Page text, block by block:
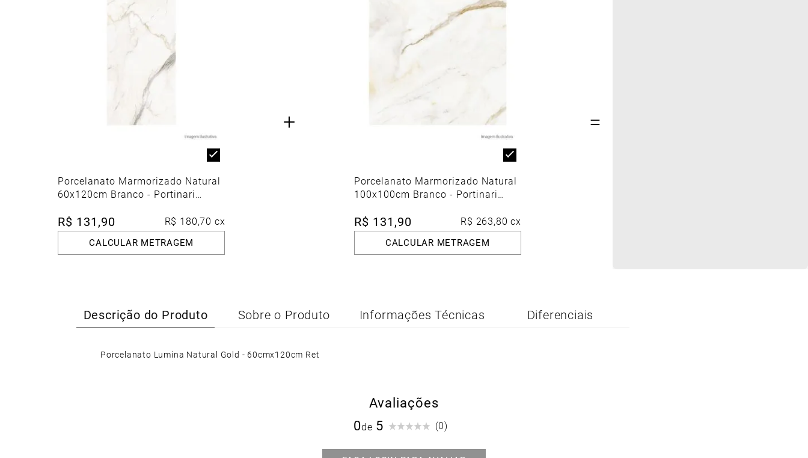
Porcelanato Marmorizado Natural
60x120cm Branco - Portinari
Esmaltado Retificado
R$ 131 ,90 R$ 180,70 cx
CALCULAR METRAGEM
+
Porcelanato Marmorizado Natural
100x100cm Branco - Portinari
Esmaltado Retificado
R$ 131 ,90 R$ 263,80 cx
CALCULAR METRAGEM
=
Descrição do Produto Sobre o Produto Informações Técnicas Diferenciais
Porcelanato Lumina Natural Gold - 60cmx120cm Ret
Avaliações
0
(0)